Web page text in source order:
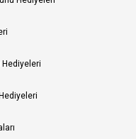
Hediyeleri